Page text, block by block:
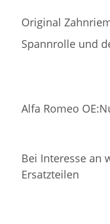
Original
Spannrolle und
Alfa Romeo
Bei Interesse an
Ersatzteilen